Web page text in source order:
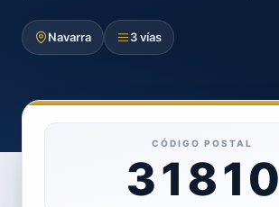
Navarra 3 vías
CÓDIGO POSTAL
31810